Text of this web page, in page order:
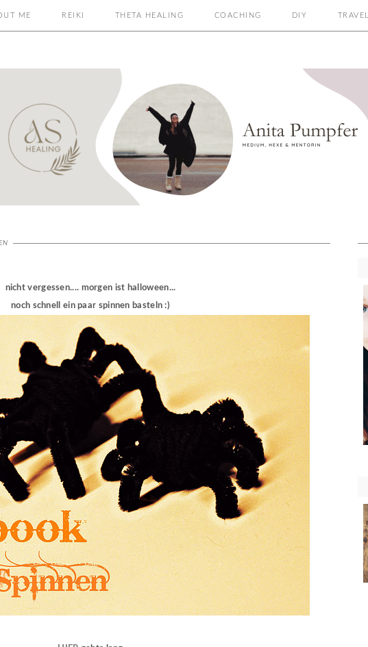
ME REIKI THETA HEALING COACHING DIY TRAVEL
nicht vergessen.... morgen ist halloween...
noch schnell ein paar spinnen basteln :)